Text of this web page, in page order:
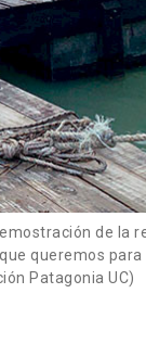
de la
queremos para
Patagonia UC)